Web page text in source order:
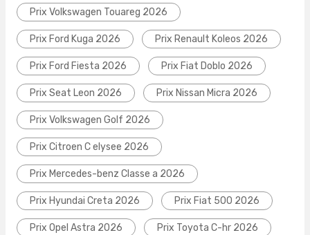
Prix Volkswagen Touareg 2026
Prix Ford Kuga 2026 Prix Renault Koleos 2026
Prix Ford Fiesta 2026 Prix Fiat Doblo 2026
Prix Seat Leon 2026 Prix Nissan Micra 2026
Prix Volkswagen Golf 2026
Prix Citroen C elysee 2026
Prix Mercedes-benz Classe a 2026
Prix Hyundai Creta 2026 Prix Fiat 500 2026
Prix Opel Astra 2026 Prix Toyota C-hr 2026